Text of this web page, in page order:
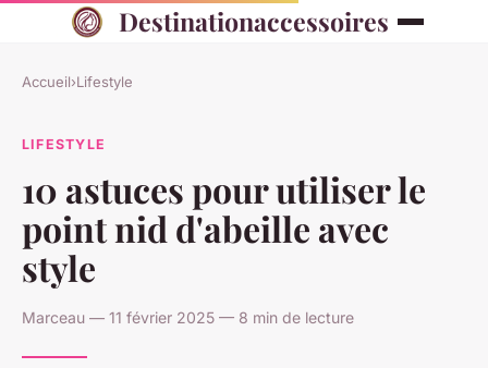
Destinationaccessoires
Accueil›Lifestyle
LIFESTYLE
10 astuces pour utiliser le
point nid d'abeille avec
style
Marceau — 11 février 2025 — 8 min de lecture